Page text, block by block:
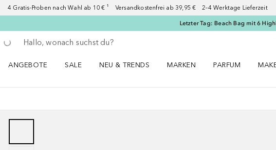
4 Gratis-Proben nach Wahl ab 10 € ¹ Versandkostenfrei ab 39,95 € 2–4 Werktage Lieferzeit
Letzter Tag: Beach Bag mit 6
Gehe zurück
Suche ausführen
ANGEBOTE
SALE
NEU & TRENDS
MARKEN
PARFUM